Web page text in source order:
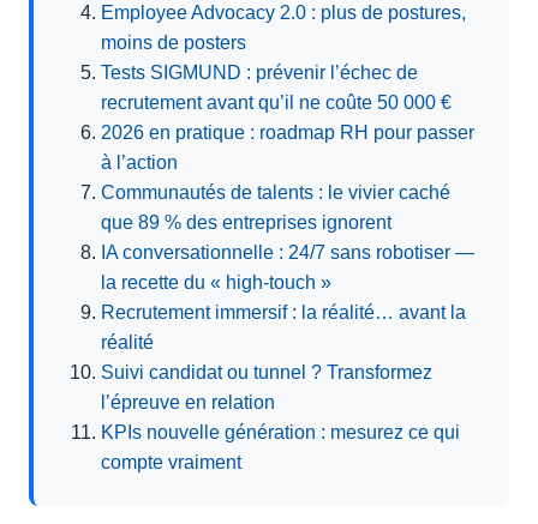
Employee Advocacy 2.0 : plus de postures,
moins de posters
Tests SIGMUND : prévenir l’échec de
recrutement avant qu’il ne coûte 50 000 €
2026 en pratique : roadmap RH pour passer
à l’action
Communautés de talents : le vivier caché
que 89 % des entreprises ignorent
IA conversationnelle : 24/7 sans robotiser —
la recette du « high-touch »
Recrutement immersif : la réalité… avant la
réalité
Suivi candidat ou tunnel ? Transformez
l’épreuve en relation
KPIs nouvelle génération : mesurez ce qui
compte vraiment